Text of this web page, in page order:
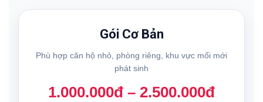
Gói Cơ Bản
Phù hợp căn hộ nhỏ, phòng riêng, khu vực mối mới
phát sinh
1.000.000đ – 2.500.000đ